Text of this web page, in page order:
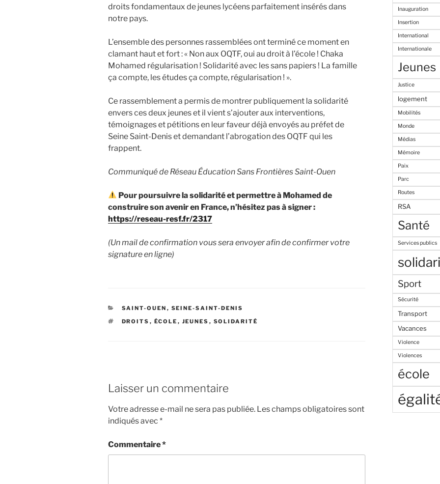
droits fondamentaux de jeunes lycéens parfaitement insérés dans
notre pays.
L’ensemble des personnes rassemblées ont terminé ce moment en
clamant haut et fort : « Non aux OQTF, oui au droit à l’école ! Chaka
Mohamed régularisation ! Solidarité avec les sans papiers ! La famille
ça compte, les études ça compte, régularisation ! ».
Ce rassemblement a permis de montrer publiquement la solidarité
envers ces deux jeunes et il vient s’ajouter aux interventions,
témoignages et pétitions en leur faveur déjà envoyés au préfet de
Seine Saint-Denis et demandant l’abrogation des OQTF qui les
frappent.
Communiqué de Réseau Éducation Sans Frontières Saint-Ouen
Pour poursuivre la solidarité et permettre à Mohamed de
construire son avenir en France, n’hésitez pas à signer :
https://reseau-resf.fr/2317
(Un mail de confirmation vous sera envoyer afin de confirmer votre
signature en ligne)
CATÉGORIES
SAINT-OUEN , SEINE-SAINT-DENIS
ÉTIQUETTES
DROITS , ÉCOLE , JEUNES , SOLIDARITÉ
Laisser un commentaire
Votre adresse e-mail ne sera pas publiée. Les champs obligatoires sont
indiqués avec *
Commentaire*
Inauguration
Insertion
International
Internationale
Jeunes
Justice
logement
Mobilités
Monde
Médias
Mémoire
Paix
Parc
Routes
RSA
Santé
Services publics
Sport
Sécurité
Transport
Vacances
Violence
Violences
école